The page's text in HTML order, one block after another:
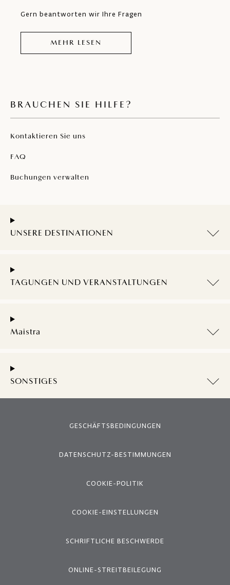
Gern beantworten wir Ihre Fragen
MEHR LESEN
BRAUCHEN SIE HILFE?
Kontaktieren Sie uns
FAQ
Buchungen verwalten
UNSERE DESTINATIONEN
TAGUNGEN UND VERANSTALTUNGEN
Maistra
SONSTIGES
GESCHÄFTSBEDINGUNGEN
DATENSCHUTZ-BESTIMMUNGEN
COOKIE-POLITIK
COOKIE-EINSTELLUNGEN
SCHRIFTLICHE BESCHWERDE
ONLINE-STREITBEILEGUNG